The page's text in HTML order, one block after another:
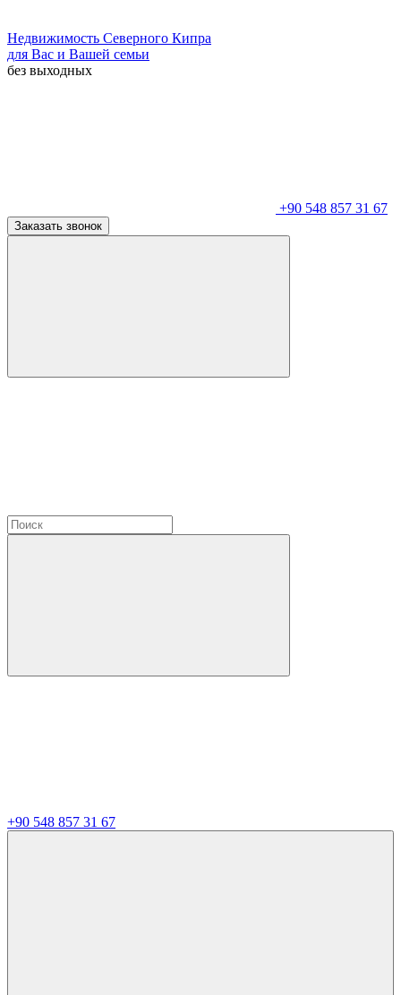
Недвижимость Северного Кипра
для Вас и Вашей семьи
без выходных
+90 548 857 31 67
Заказать звонок
+90 548 857 31 67